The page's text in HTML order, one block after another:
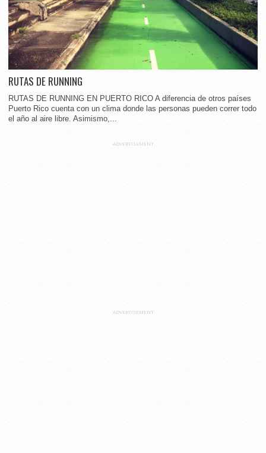
RUTAS DE RUNNING
RUTAS DE RUNNING EN PUERTO RICO A diferencia de otros países
Puerto Rico cuenta con un clima donde las personas pueden correr todo
el año al aire libre. Asimismo,...
ADVERTISEMENT
ADVERTISEMENT